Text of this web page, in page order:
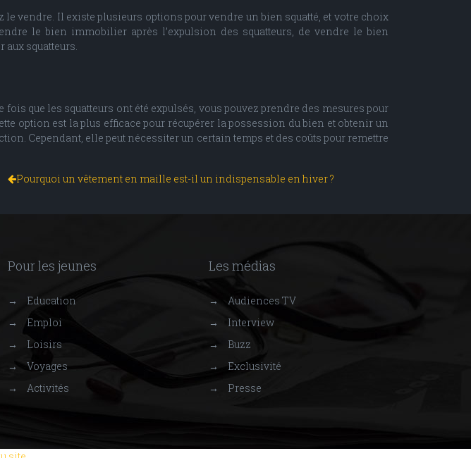
vendre. Il existe plusieurs options pour vendre un bien squatté, et votre choix
le bien immobilier après l’expulsion des squatteurs, de vendre le bien
squatteurs.
que les squatteurs ont été expulsés, vous pouvez prendre des mesures pour
option est la plus efficace pour récupérer la possession du bien et obtenir un
Cependant, elle peut nécessiter un certain temps et des coûts pour remettre
Pourquoi un vêtement en maille est-il un indispensable en hiver ?
Pour les jeunes
→
Education
→
Emploi
→
Loisirs
→
Voyages
→
Activités
Les médias
→
Audiences TV
→
Interview
→
Buzz
→
Exclusivité
→
Presse